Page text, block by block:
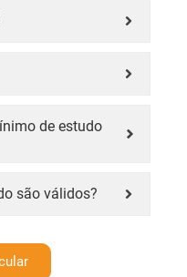
de estudo
são válidos?